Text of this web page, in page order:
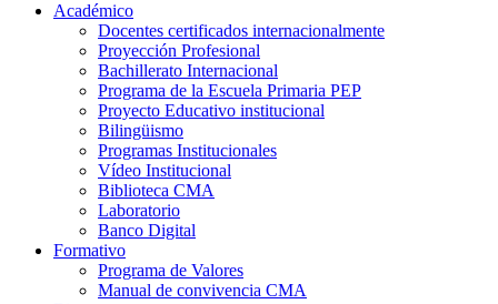
Académico
Docentes certificados internacionalmente
Proyección Profesional
Bachillerato Internacional
Programa de la Escuela Primaria PEP
Proyecto Educativo institucional
Bilingüismo
Programas Institucionales
Vídeo Institucional
Biblioteca CMA
Laboratorio
Banco Digital
Formativo
Programa de Valores
Manual de convivencia CMA